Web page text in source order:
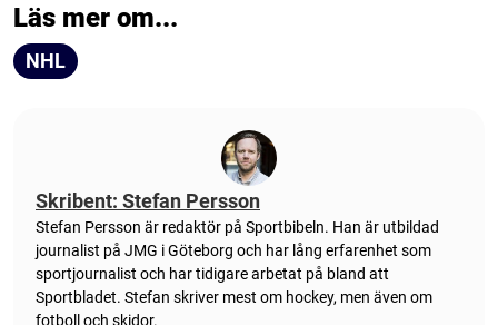
Läs mer om...
NHL
Skribent: Stefan Persson
Stefan Persson är redaktör på Sportbibeln. Han är utbildad
journalist på JMG i Göteborg och har lång erfarenhet som
sportjournalist och har tidigare arbetat på bland att
Sportbladet. Stefan skriver mest om hockey, men även om
fotboll och skidor.